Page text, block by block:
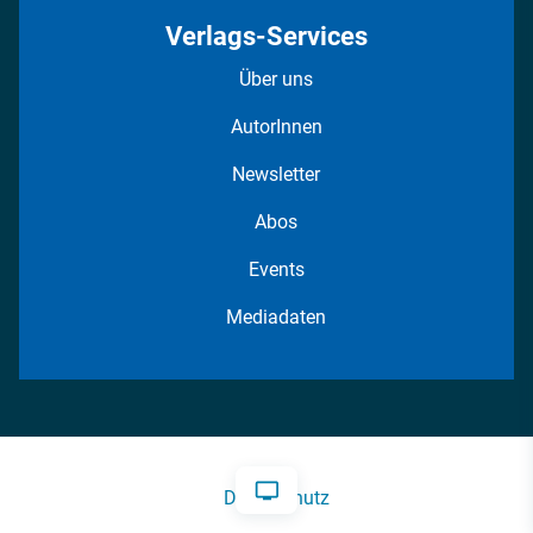
Verlags-Services
Über uns
AutorInnen
Newsletter
Abos
Events
Mediadaten
Datenschutz